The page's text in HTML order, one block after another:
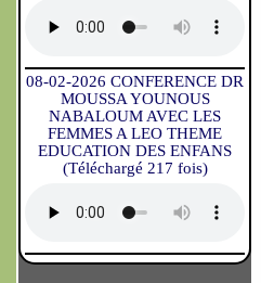
08-02-2026 CONFERENCE DR
MOUSSA YOUNOUS
NABALOUM AVEC LES
FEMMES A LEO THEME
EDUCATION DES ENFANS
(Téléchargé 217 fois)